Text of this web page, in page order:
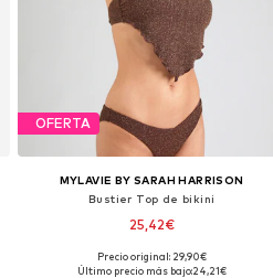
OFERTA
MYLAVIE BY SARAH HARRISON
Bustier Top de bikini
25,42€
Tallas disponibles: 85, 90, 95, 105
Precio original: 29,90€
Último precio más bajo:24,21€